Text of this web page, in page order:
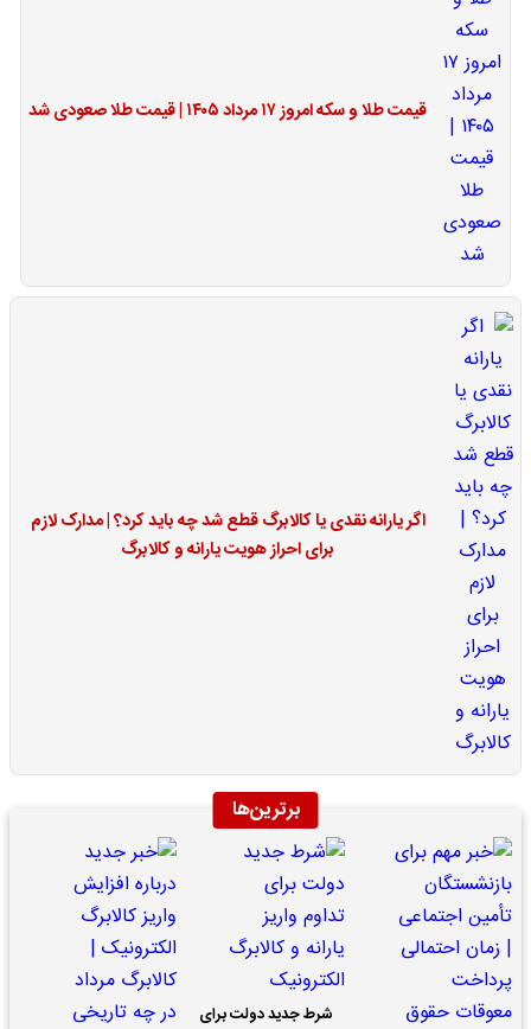
قیمت طلا و سکه امروز ۱۷ مرداد ۱۴۰۵ | قیمت طلا صعودی شد
اگر یارانه نقدی یا کالابرگ قطع شد چه باید کرد؟ | مدارک لازم
برای احراز هویت یارانه و کالابرگ
برترین‌ها
شرط جدید دولت برای